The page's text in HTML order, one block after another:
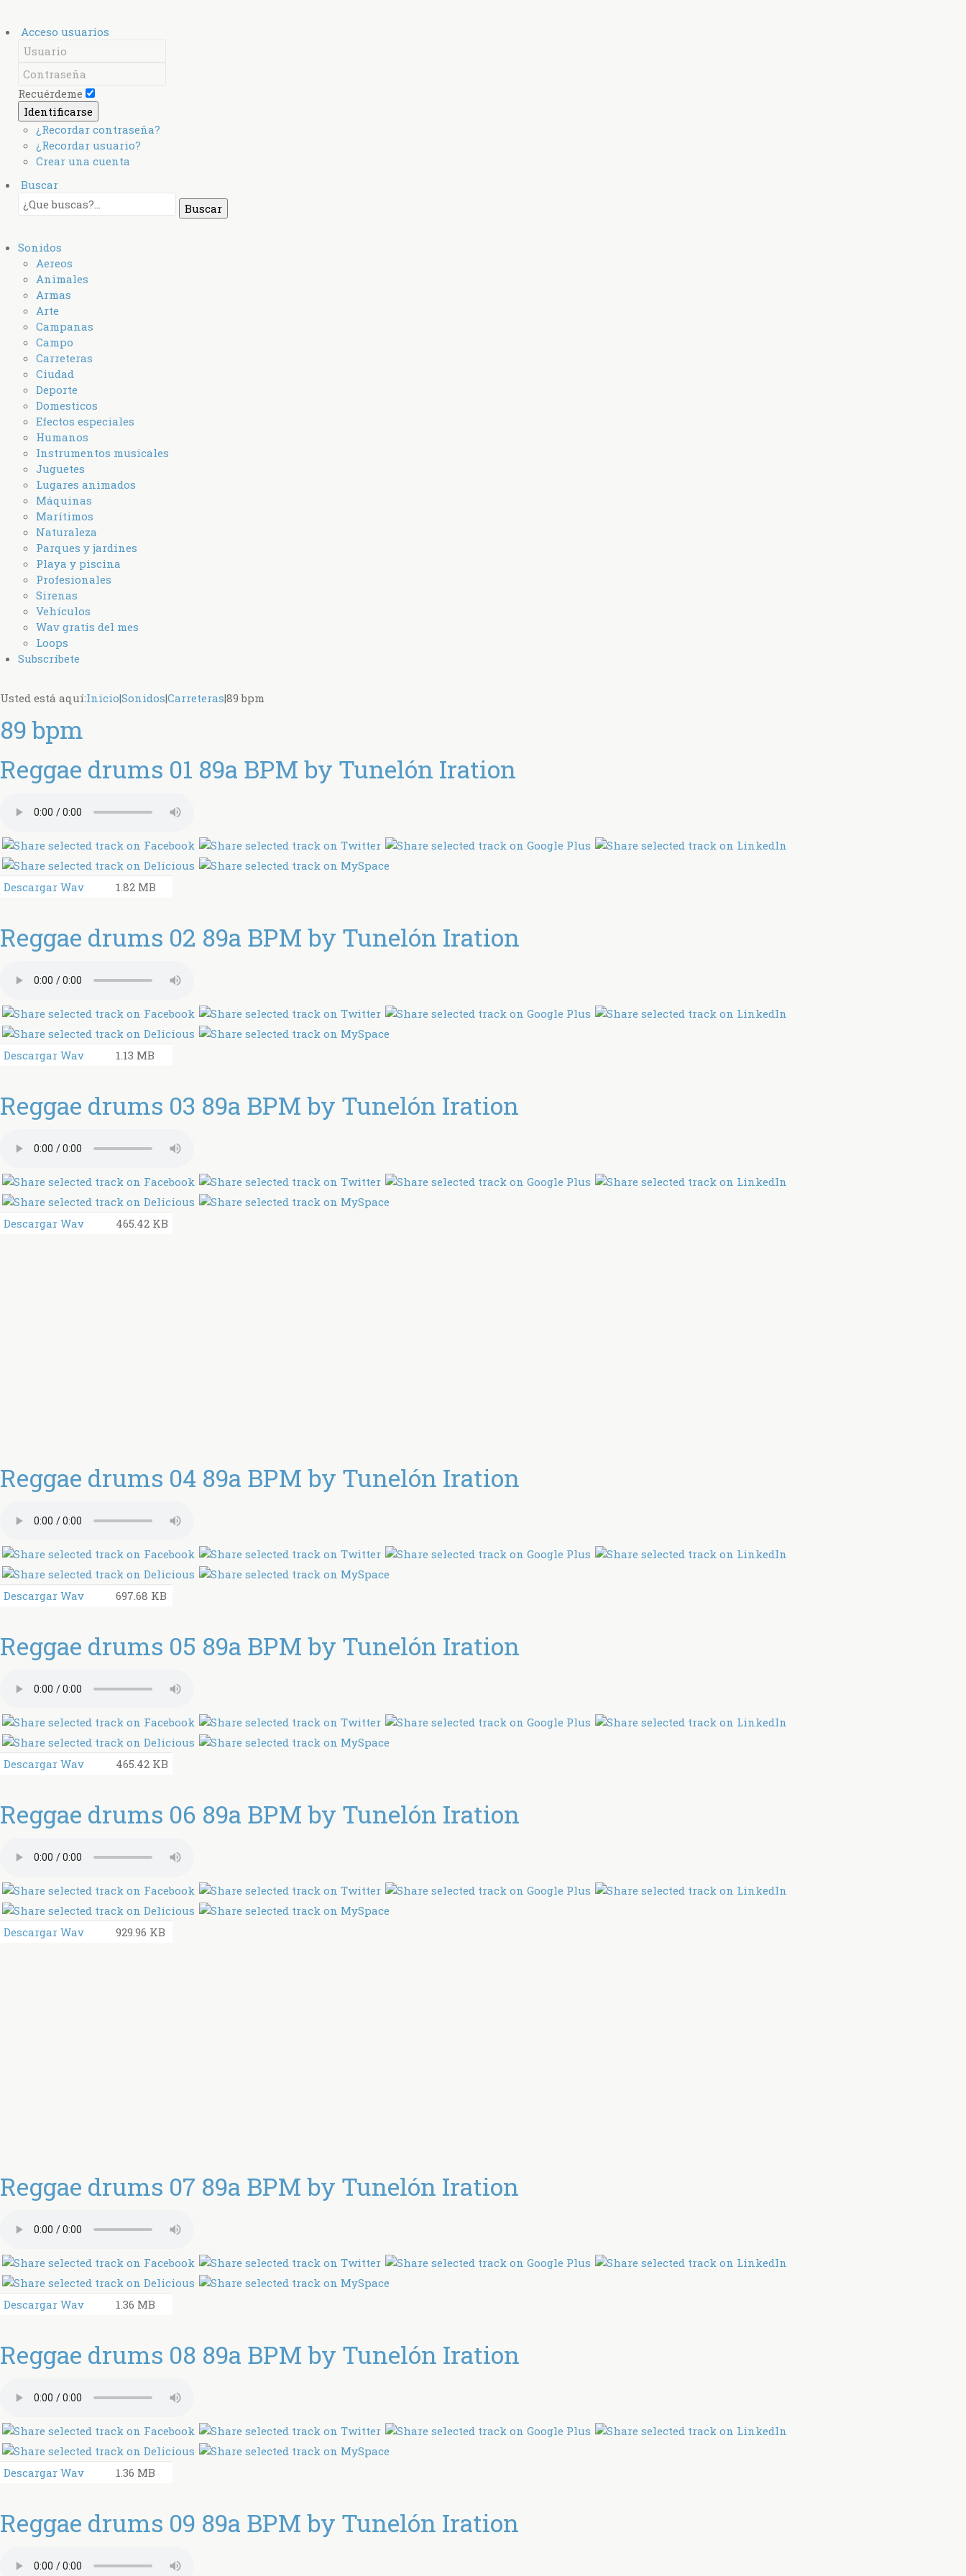
Acceso usuarios
Recuérdeme
Identificarse
¿Recordar contraseña?
¿Recordar usuario?
Crear una cuenta
Buscar
Sonidos
Aereos
Animales
Armas
Arte
Campanas
Campo
Carreteras
Ciudad
Deporte
Domesticos
Efectos especiales
Humanos
Instrumentos musicales
Juguetes
Lugares animados
Máquinas
Marítimos
Naturaleza
Parques y jardines
Playa y piscina
Profesionales
Sirenas
Vehículos
Wav gratis del mes
Loops
Subscríbete
Usted está aquí:Inicio|Sonidos|Carreteras|89 bpm
89 bpm
Reggae drums 01 89a BPM by Tunelón Iration
Descargar Wav 1.82 MB
Reggae drums 02 89a BPM by Tunelón Iration
Descargar Wav 1.13 MB
Reggae drums 03 89a BPM by Tunelón Iration
Descargar Wav 465.42 KB
Reggae drums 04 89a BPM by Tunelón Iration
Descargar Wav 697.68 KB
Reggae drums 05 89a BPM by Tunelón Iration
Descargar Wav 465.42 KB
Reggae drums 06 89a BPM by Tunelón Iration
Descargar Wav 929.96 KB
Reggae drums 07 89a BPM by Tunelón Iration
Descargar Wav 1.36 MB
Reggae drums 08 89a BPM by Tunelón Iration
Descargar Wav 1.36 MB
Reggae drums 09 89a BPM by Tunelón Iration